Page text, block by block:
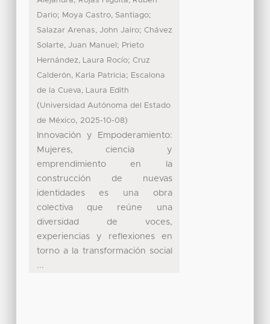
Dario; Moya Castro, Santiago;
Salazar Arenas, John Jairo; Chávez
Solarte, Juan Manuel ; Prieto
Hernández, Laura Rocío; Cruz
Calderón, Karla Patricia; Escalona
de la Cueva, Laura Edith
(Universidad Autónoma del Estado
de México, 2025-10-08)
Innovación y Empoderamiento:
Mujeres, ciencia y
emprendimiento en la
construcción de nuevas
identidades es una obra
colectiva que reúne una
diversidad de voces,
experiencias y reflexiones en
torno a la transformación social
...